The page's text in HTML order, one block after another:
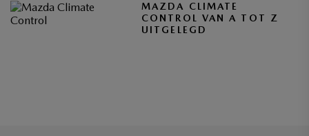
MAZDA CLIMATE
CONTROL VAN A TOT Z
UITGELEGD